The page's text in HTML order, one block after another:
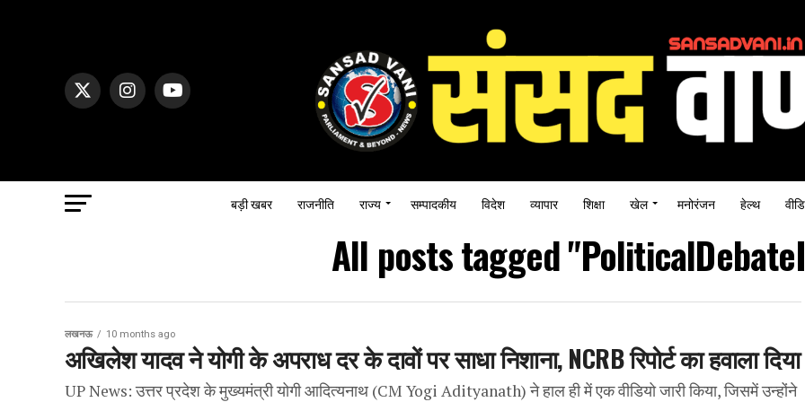
बड़ी खबर राजनीति राज्य सम्पादकीय विदेश व्यापार शिक्षा खेल मनोरंजन हेल्थ
All posts tagged
लखनऊ 10 months ago
अखिलेश यादव ने योगी के अपराध दर के दावों पर साधा निशाना, NCRB रिपोर्ट का हवाला दिया
UP News: उत्तर प्रदेश के मुख्यमंत्री योगी आदित्यनाथ (CM Yogi Adityanath) ने हाल ही में एक वीडियो जारी किया, जिसमें उन्होंने